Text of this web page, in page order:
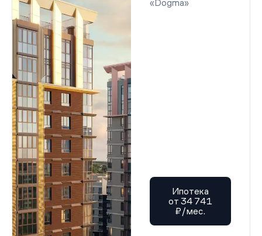
«Dogma»
Ипотека
от 34 741
₽/мес.